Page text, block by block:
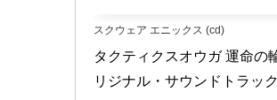
スクウェア エニックス (cd)
タクティクスオウガ 運命の
リジナル・サウンドトラック